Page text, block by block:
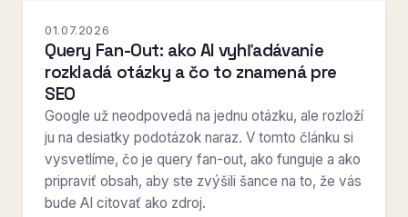
01.07.2026
Query Fan-Out: ako AI vyhľadávanie
rozkladá otázky a čo to znamená pre
SEO
Google už neodpovedá na jednu otázku, ale rozloží
ju na desiatky podotázok naraz. V tomto článku si
vysvetlíme, čo je query fan-out, ako funguje a ako
pripraviť obsah, aby ste zvýšili šance na to, že vás
bude AI citovať ako zdroj.